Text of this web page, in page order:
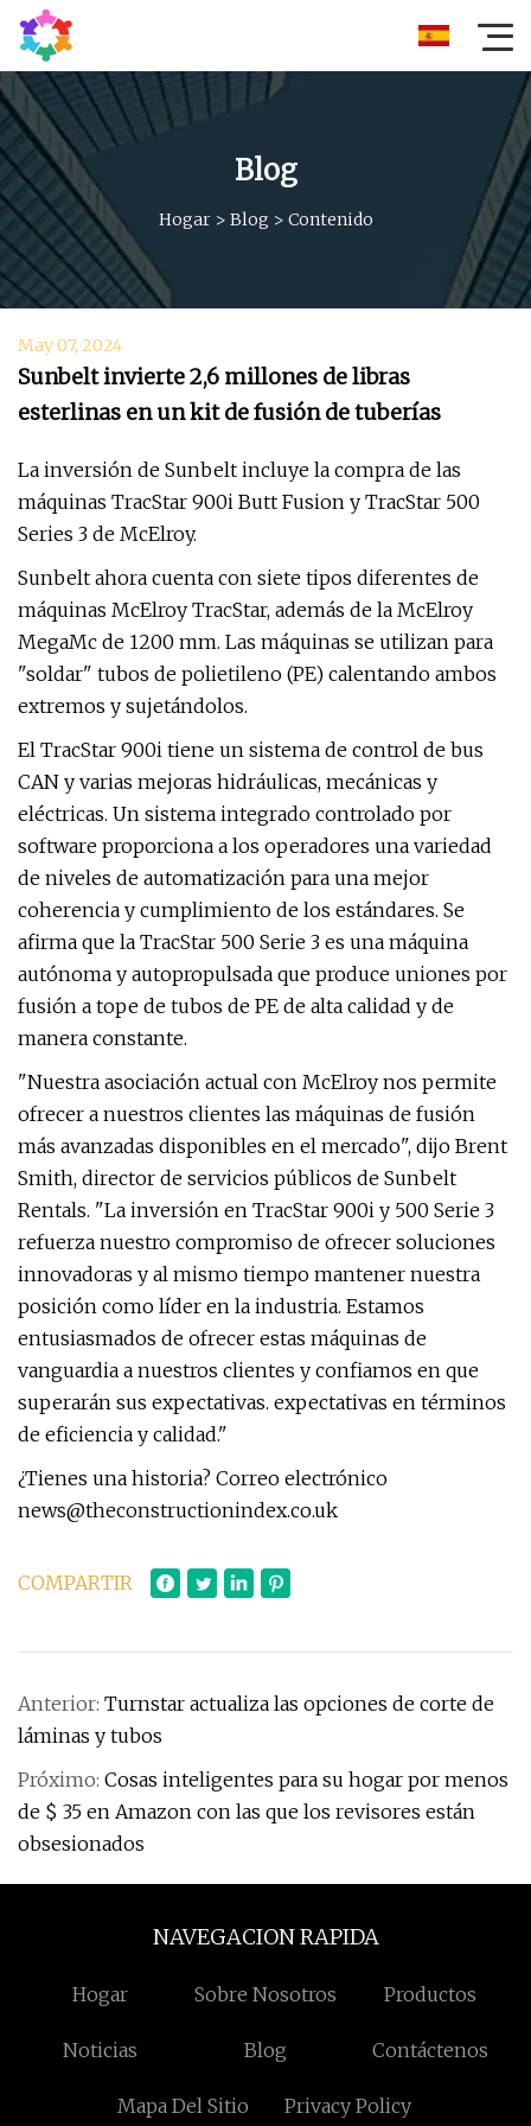
Blog
Hogar> Blog > Contenido
May 07, 2024
Sunbelt invierte 2,6 millones de libras
esterlinas en un kit de fusión de tuberías
La inversión de Sunbelt incluye la compra de las
máquinas TracStar 900i Butt Fusion y TracStar 500
Series 3 de McElroy.
Sunbelt ahora cuenta con siete tipos diferentes de
máquinas McElroy TracStar, además de la McElroy
MegaMc de 1200 mm. Las máquinas se utilizan para
"soldar" tubos de polietileno (PE) calentando ambos
extremos y sujetándolos.
El TracStar 900i tiene un sistema de control de bus
CAN y varias mejoras hidráulicas, mecánicas y
eléctricas. Un sistema integrado controlado por
software proporciona a los operadores una variedad
de niveles de automatización para una mejor
coherencia y cumplimiento de los estándares. Se
afirma que la TracStar 500 Serie 3 es una máquina
autónoma y autopropulsada que produce uniones por
fusión a tope de tubos de PE de alta calidad y de
manera constante.
"Nuestra asociación actual con McElroy nos permite
ofrecer a nuestros clientes las máquinas de fusión
más avanzadas disponibles en el mercado", dijo Brent
Smith, director de servicios públicos de Sunbelt
Rentals. "La inversión en TracStar 900i y 500 Serie 3
refuerza nuestro compromiso de ofrecer soluciones
innovadoras y al mismo tiempo mantener nuestra
posición como líder en la industria. Estamos
entusiasmados de ofrecer estas máquinas de
vanguardia a nuestros clientes y confiamos en que
superarán sus expectativas. expectativas en términos
de eficiencia y calidad."
¿Tienes una historia? Correo electrónico
news@theconstructionindex.co.uk
COMPARTIR
Anterior: Turnstar actualiza las opciones de corte de
láminas y tubos
Próximo: Cosas inteligentes para su hogar por menos
de $ 35 en Amazon con las que los revisores están
obsesionados
NAVEGACION RAPIDA
Hogar Sobre Nosotros Productos
Noticias Blog Contáctenos
Mapa Del Sitio Privacy Policy